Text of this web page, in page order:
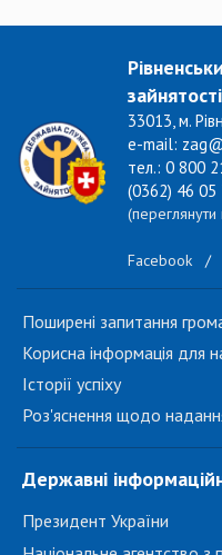
зайнятості
33013, м.
e-mail:
тел.: 0 800
(0362) 46 05
(переглянути
Facebook /
Поширені запитання
Корисна інформація для
Історії успіху
Роз'яснення щодо
Державні
Президент України